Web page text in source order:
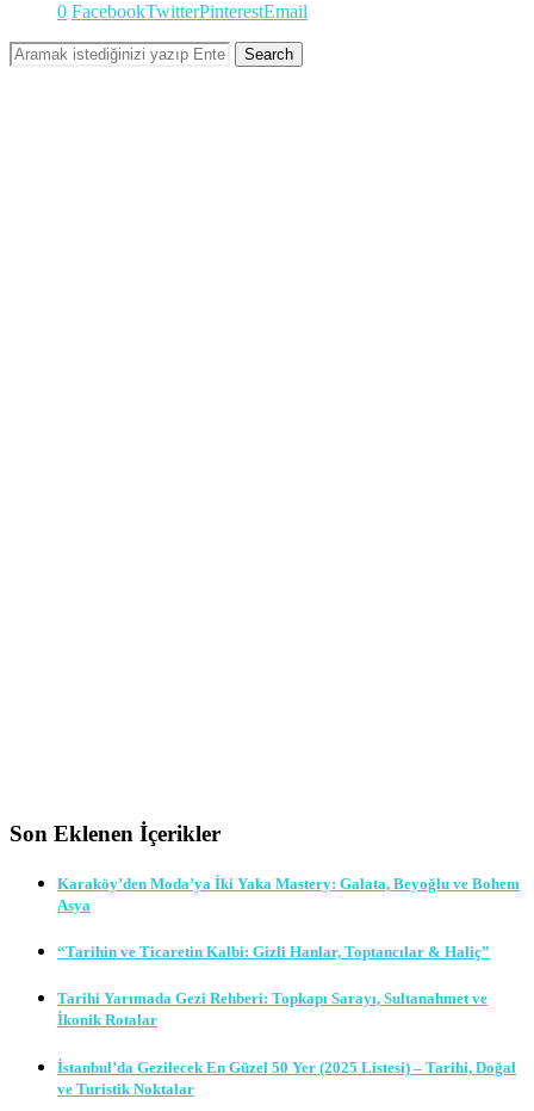
0 FacebookTwitterPinterestEmail
Son Eklenen İçerikler
Karaköy’den Moda’ya İki Yaka Mastery: Galata, Beyoğlu ve Bohem
Asya
“Tarihin ve Ticaretin Kalbi: Gizli Hanlar, Toptancılar & Haliç”
Tarihi Yarımada Gezi Rehberi: Topkapı Sarayı, Sultanahmet ve
İkonik Rotalar
İstanbul’da Gezilecek En Güzel 50 Yer (2025 Listesi) – Tarihi, Doğal
ve Turistik Noktalar